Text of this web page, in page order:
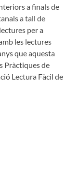
a finals de
a tall de
per a
les lectures
que aquesta
Pràctiques de
Lectura Fàcil de